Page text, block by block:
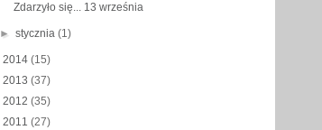
Zdarzyło się... 13 września
►stycznia(1)
2014 (15)
2013 (37)
2012 (35)
2011 (27)